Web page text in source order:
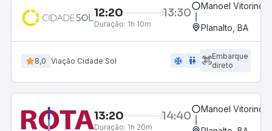
12:20 13:30
Duração: 1h 10m
Manoel Vitorino,
Planalto, BA
8,0 Viação Cidade Sol ac_unit wc
Embarque
direto
13:20 14:40
Duração: 1h 20m
Manoel Vitorino,